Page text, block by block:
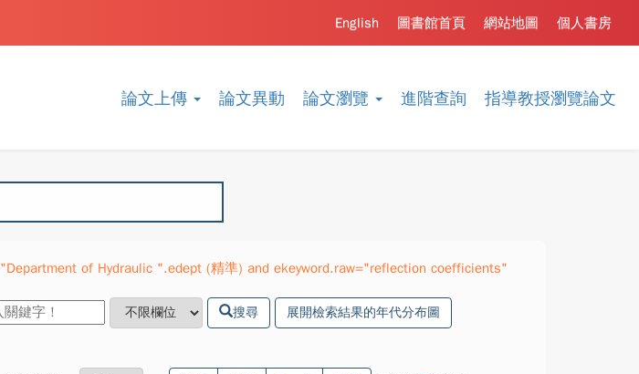
論文上傳 論文異動 論文瀏覽 進階查詢 指導教授瀏覽論文
個人書房
網站地圖
圖書館首頁
English
"Department of Hydraulic ".edept (精準) and ekeyword.raw="reflection coefficients"
搜尋 展開檢索結果的年代分布圖